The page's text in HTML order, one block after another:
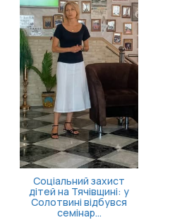
Соціальний захист
дітей на Тячівщині: у
Солотвині відбувся
семінар...